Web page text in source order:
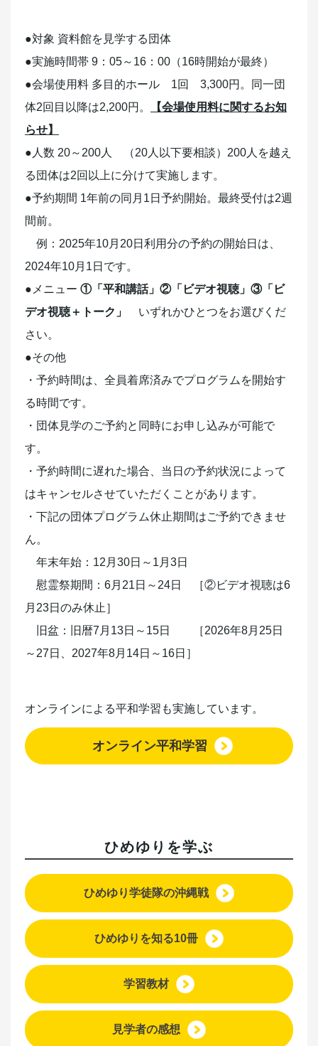
●対象 資料館を見学する団体
●実施時間帯 9：05～16：00（16時開始が最終）
●会場使用料 多目的ホール 1回 3,300円。同一団
体2回目以降は2,200円。
【会場使用料に関するお知
らせ】
●人数 20～200人 （20人以下要相談）200人を越え
る団体は2回以上に分けて実施します。
●予約期間 1年前の同月1日予約開始。最終受付は2週
間前。
例：2025年10月20日利用分の予約の開始日は、
2024年10月1日です。
●メニュー ①「平和講話」②「ビデオ視聴」③「ビ
デオ視聴＋トーク」
いずれかひとつをお選びくだ
さい。
●その他
・予約時間は、全員着席済みでプログラムを開始す
る時間です。
・団体見学のご予約と同時にお申し込みが可能で
す。
・予約時間に遅れた場合、当日の予約状況によって
はキャンセルさせていただくことがあります。
・下記の団体プログラム休止期間はご予約できませ
ん。
年末年始：12月30日～1月3日
慰霊祭期間：6月21日～24日 ［②ビデオ視聴は6
月23日のみ休止］
旧盆：旧暦7月13日～15日 ［2026年8月25日
～27日、2027年8月14日～16日］
オンラインによる平和学習も実施しています。
オンライン平和学習
ひめゆりを学ぶ
ひめゆり学徒隊の沖縄戦
ひめゆりを知る10冊
学習教材
見学者の感想